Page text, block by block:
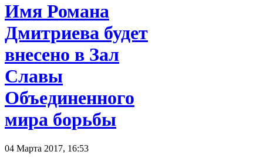
Имя Романа
Дмитриева будет
внесено в Зал
Славы
Объединенного
мира борьбы
04 Марта 2017, 16:53